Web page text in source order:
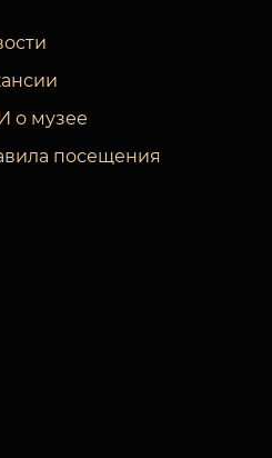
о музее
посещения